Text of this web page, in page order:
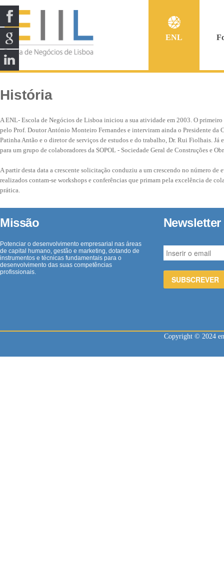
ENL
História
A ENL- Escola de Negócios de Lisboa iniciou a sua atividade em 2003. O
pelo Prof. Doutor António Monteiro Fernandes e interviram ainda o Presidente da
Patinha Antão e o diretor de serviços de estudos e do trabalho, Dr. Rui Fiolhais.
para um grupo de colaboradores da SOPOL - Sociedade Geral de Construções e
A partir desta data a crescente solicitação conduziu a um crescendo no número de
realizados contam-se workshops e conferências que primam pela excelência de
prática.
Missão
Potenciar o desenvolvimento empresarial nas áreas
de capital humano, gestão e marketing, dotando de
instrumentos e técnicas fundamentais para o
desenvolvimento das suas competências
profissionais.
Newsletter
Copyright © 2024